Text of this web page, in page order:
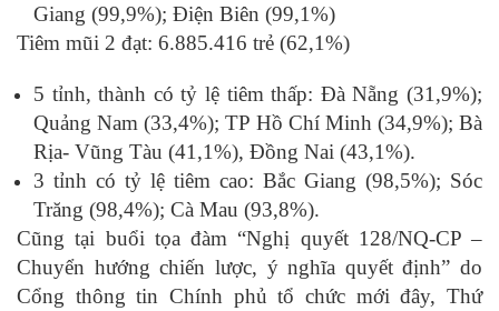
Giang (99,9%); Điện Biên (99,1%)
Tiêm mũi 2 đạt: 6.885.416 trẻ (62,1%)
5 tỉnh, thành có tỷ lệ tiêm thấp: Đà Nẵng (31,9%);
Quảng Nam (33,4%); TP Hồ Chí Minh (34,9%); Bà
Rịa- Vũng Tàu (41,1%), Đồng Nai (43,1%).
3 tỉnh có tỷ lệ tiêm cao: Bắc Giang (98,5%); Sóc
Trăng (98,4%); Cà Mau (93,8%).
Cũng tại buổi tọa đàm “Nghị quyết 128/NQ-CP –
Chuyển hướng chiến lược, ý nghĩa quyết định” do
Cổng thông tin Chính phủ tổ chức mới đây, Thứ